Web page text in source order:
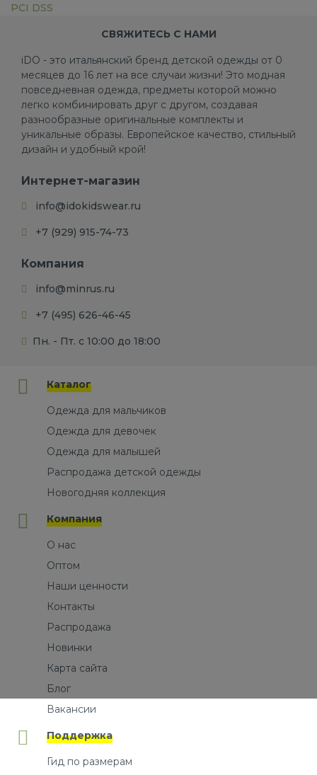
PCI DSS
СВЯЖИТЕСЬ С НАМИ
iDO - это итальянский бренд детской одежды от 0
месяцев до 16 лет на все случаи жизни! Это модная
повседневная одежда, предметы которой можно
легко комбинировать друг с другом, создавая
разнообразные оригинальные комплекты и
уникальные образы. Европейское качество, стильный
дизайн и удобный крой!
Интернет-магазин
info@idokidswear.ru
+7 (929) 915-74-73
Компания
info@minrus.ru
+7 (495) 626-46-45
Пн. - Пт. с 10:00 до 18:00
Каталог
Одежда для мальчиков
Одежда для девочек
Одежда для малышей
Распродажа детской одежды
Новогодняя коллекция
Компания
О нас
Оптом
Наши ценности
Контакты
Распродажа
Новинки
Карта сайта
Блог
Вакансии
Поддержка
Гид по размерам